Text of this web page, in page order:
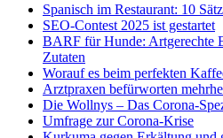
Spanisch im Restaurant: 10
SEO-Contest 2025 ist gestartet
BARF für Hunde: Artgerechte
Zutaten
Worauf es beim perfekten
Arztpraxen befürworten
Die Wollnys – Das Corona-
Umfrage zur Corona-Krise